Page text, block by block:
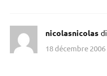
nicolasnicolas
18 décembre 2006